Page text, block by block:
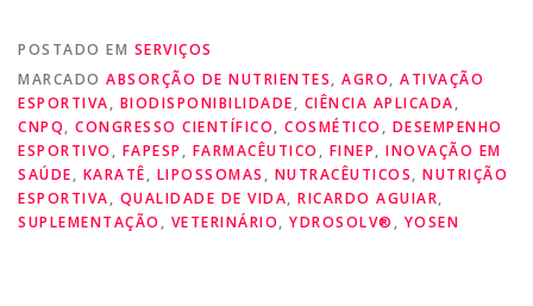
POSTADO EM SERVIÇOS
MARCADO ABSORÇÃO DE NUTRIENTES, AGRO, ATIVAÇÃO
ESPORTIVA, BIODISPONIBILIDADE, CIÊNCIA APLICADA,
CNPQ, CONGRESSO CIENTÍFICO, COSMÉTICO , DESEMPENHO
ESPORTIVO , FAPESP , FARMACÊUTICO , FINEP, INOVAÇÃO EM
SAÚDE, KARATÊ, LIPOSSOMAS , NUTRACÊUTICOS, NUTRIÇÃO
ESPORTIVA, QUALIDADE DE VIDA, RICARDO AGUIAR,
SUPLEMENTAÇÃO , VETERINÁRIO, YDROSOLV® , YOSEN